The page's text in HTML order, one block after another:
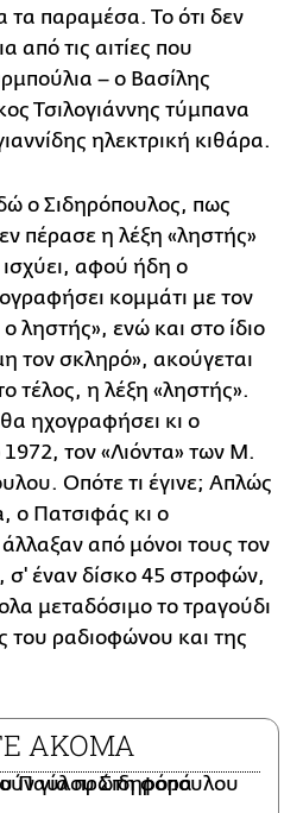
τα παραμέσα. Το ότι δεν
από τις αιτίες που
– ο Βασίλης
Τσιλογιάννης τύμπανα
ηλεκτρική κιθάρα.
ο Σιδηρόπουλος, πως
πέρασε η λέξη «ληστής»
ισχύει, αφού ήδη ο
κομμάτι με τον
ληστής», ενώ και στο ίδιο
τον σκληρό», ακούγεται
τέλος, η λέξη «ληστής».
ηχογραφήσει κι ο
τον «Λιόντα» των Μ.
Οπότε τι έγινε; Απλώς
ο Πατσιφάς κι ο
από μόνοι τους τον
σ' έναν δίσκο 45 στροφών,
μεταδόσιμο το τραγούδι
ραδιοφώνου και της
ΑΚΟΜΑ